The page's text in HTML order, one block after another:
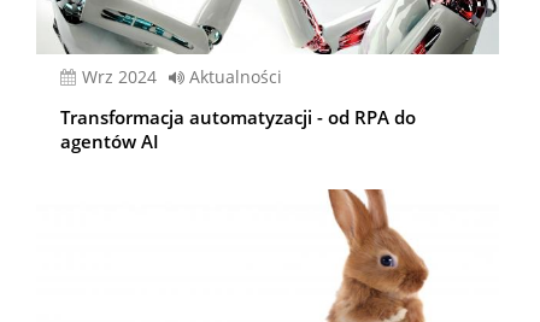
wrz 2024 Aktualności
Transformacja automatyzacji - od RPA do
agentów AI